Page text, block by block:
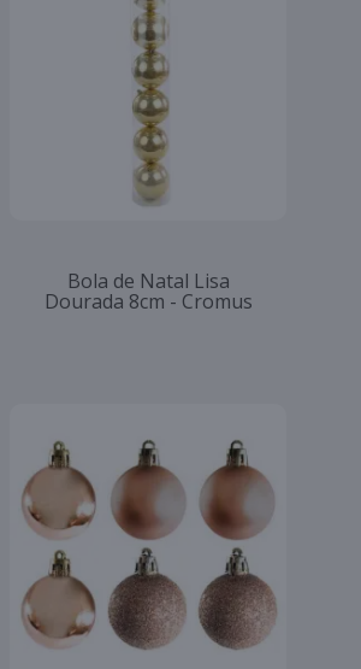
Bola de Natal Lisa
Dourada 8cm - Cromus